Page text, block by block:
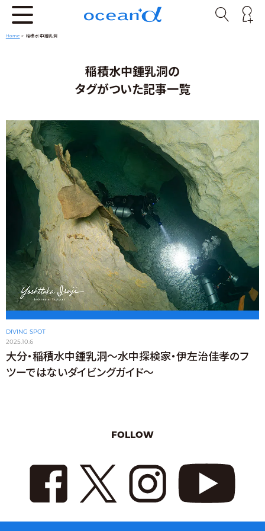
Home > 稲積水中鍾乳洞
稲積水中鍾乳洞の
タグがついた記事一覧
DIVING SPOT
2025.10.6
大分・稲積水中鍾乳洞〜水中探検家・伊左治佳孝のフ
ツーではないダイビングガイド〜
FOLLOW